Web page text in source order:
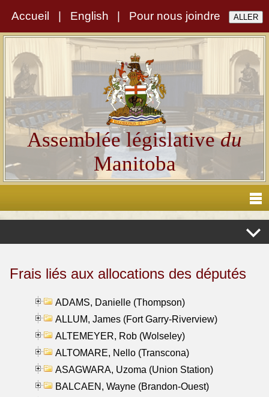
Accueil English Pour nous joindre
Assemblée législativedu
Manitoba
Frais liés aux allocations des députés
ADAMS, Danielle (Thompson)
ALLUM, James (Fort Garry-Riverview)
ALTEMEYER, Rob (Wolseley)
ALTOMARE, Nello (Transcona)
ASAGWARA, Uzoma (Union Station)
BALCAEN, Wayne (Brandon-Ouest)